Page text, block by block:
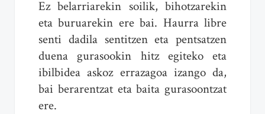
Ez belarriarekin soilik, bihotzarekin
eta buruarekin ere bai. Haurra libre
senti dadila sentitzen eta pentsatzen
duena gurasookin hitz egiteko eta
ibilbidea askoz errazagoa izango da,
bai berarentzat eta baita gurasoontzat
ere.